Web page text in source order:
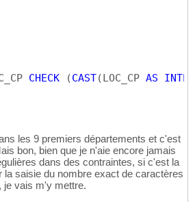
CHECK (CAST( LOC_CP AS
les 9 premiers départements et c'est
bon, bien que je n'aie encore jamais
dans des contraintes, si c'est la
la saisie du nombre exact de caractères
je vais m'y mettre.